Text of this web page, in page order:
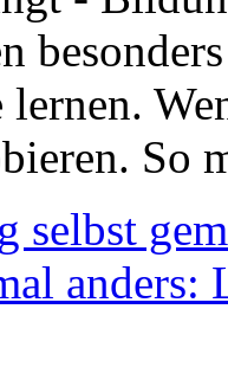
lernen.
So
selbst
anders: